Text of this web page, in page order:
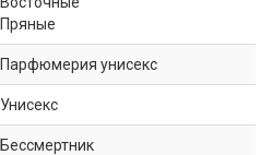
Пряные
Парфюмерия унисекс
Унисекс
Бессмертник